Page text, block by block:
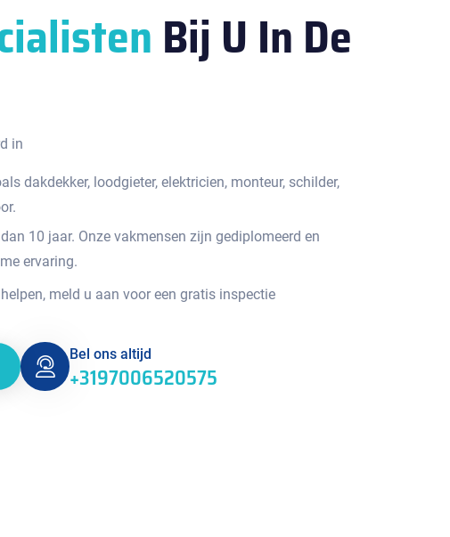
Bij U In De
in
dakdekker, loodgieter, elektricien, monteur, schilder,
10 jaar. Onze vakmensen zijn gediplomeerd en
ervaring.
meld u aan voor een gratis inspectie
Bel ons altijd
+3197006520575